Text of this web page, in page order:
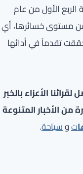
أرباحاً صافية في نهاية الربع الأول من عام
أو خفضت من مستوى خسائرها، أي
حققت تقدماً في أدائها
الأعزاء بالخبر
من الأخبار المتنوعة
توسياحة.